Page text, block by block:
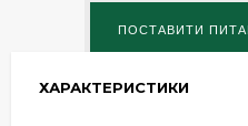
ХАРАКТЕРИСТИКИ